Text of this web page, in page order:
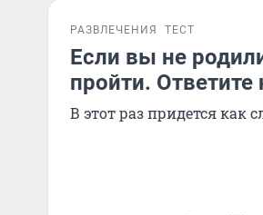
РАЗВЛЕЧЕНИЯ ТЕСТ
Если вы не
пройти. Ответите
В этот раз придется как